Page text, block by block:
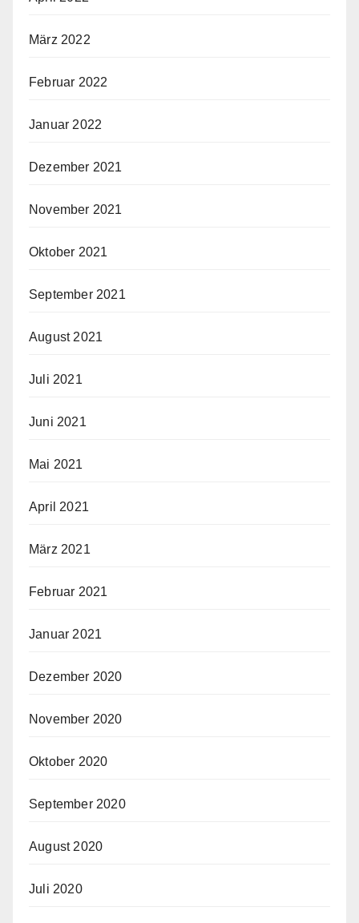
März 2022
Februar 2022
Januar 2022
Dezember 2021
November 2021
Oktober 2021
September 2021
August 2021
Juli 2021
Juni 2021
Mai 2021
April 2021
März 2021
Februar 2021
Januar 2021
Dezember 2020
November 2020
Oktober 2020
September 2020
August 2020
Juli 2020